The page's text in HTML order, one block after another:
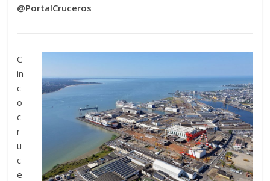
@PortalCruceros
C
in
c
o
c
r
u
c
e